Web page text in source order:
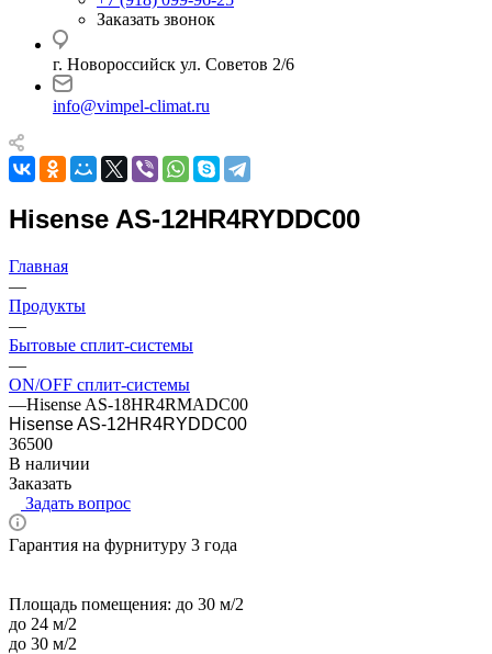
Заказать звонок
г. Новороссийск ул. Советов 2/6
info@vimpel-climat.ru
Hisense AS-12HR4RYDDC00
Главная
—
Продукты
—
Бытовые сплит-системы
—
ON/OFF сплит-системы
—Hisense AS-18HR4RMADC00
Hisense AS-12HR4RYDDC00
36500
В наличии
Заказать
Задать вопрос
Гарантия на фурнитуру 3 года
Площадь помещения: до 30 м/2
до 24 м/2
до 30 м/2